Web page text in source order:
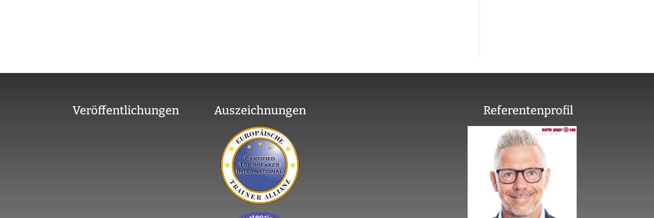
Veröffentlichungen Auszeichnungen Referentenprofil